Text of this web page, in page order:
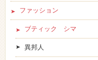
ファッション
ブティック シマ
異邦人